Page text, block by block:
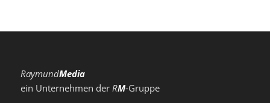
RaymundMedia
ein Unternehmen der RM-Gruppe